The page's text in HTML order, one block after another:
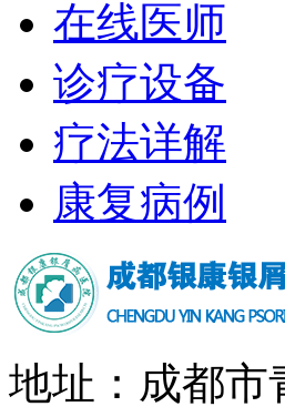
在线医师
诊疗设备
疗法详解
康复病例
地址：成都市